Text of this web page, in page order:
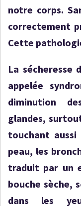
notre corps.
correctement
Cette
La sécheresse
appelée
diminution
glandes,
touchant aussi
peau, les
traduit par un
bouche sèche,
dans les